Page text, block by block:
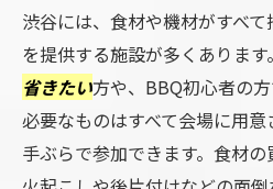
渋谷には、食材や機材がすべ
を提供する施設が多くあります。
省きたい方や、BBQ初心者の
必要なものはすべて会場に用
手ぶらで参加できます。食材の